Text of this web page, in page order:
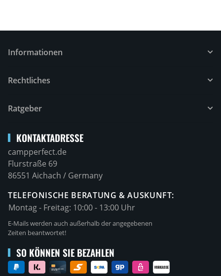
Informationen
Rechtliches
Ratgeber
KONTAKTADRESSE
campperfect.de
Flurstraße 69
86551 Aichach / Germany
TELEFONISCHE BERATUNG & AUSKUNFT:
Montag - Freitag: 10:00 - 13:00 Uhr
E-Mails werden auch außerhalb der angegebenen
Zeiten beantwortet!
SO KÖNNEN SIE BEZAHLEN